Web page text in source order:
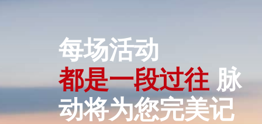
每场活动
都是一段过往
都是 一
脉
动将为您完美记